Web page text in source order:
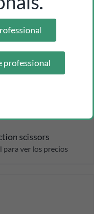
scissors
ver los precios
professional